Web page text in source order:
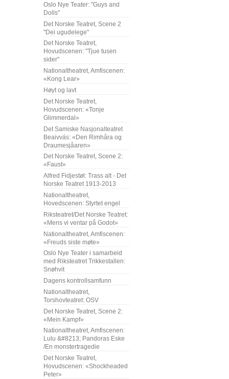
Oslo Nye Teater: "Guys and
Dolls"
Det Norske Teatret, Scene 2
"Dei ugudelege"
Det Norske Teatret,
Hovudscenen: "Tjue tusen
sider"
Nationaltheatret, Amfiscenen:
«Kong Lear»
Høyt og lavt
Det Norske Teatret,
Hovudscenen: «Tonje
Glimmerdal»
Det Samiske Nasjonalteatret
Beaivvás: «Den Rimhåra og
Draumesjåaren»
Det Norske Teatret, Scene 2:
«Faust»
Alfred Fidjestøl: Trass alt - Det
Norske Teatret 1913-2013
Nationaltheatret,
Hovedscenen: Styrtet engel
Riksteatret/Det Norske Teatret:
«Mens vi ventar på Godot»
Nationaltheatret, Amfiscenen:
«Freuds siste møte»
Oslo Nye Teater i samarbeid
med Riksteatret Trikkestallen:
Snøhvit
Dagens kontrollsamfunn
Nationaltheatret,
Torshovteatret: OSV
Det Norske Teatret, Scene 2:
«Mein Kampf»
Nationaltheatret, Amfiscenen:
Lulu &#8213; Pandoras Eske
/En monstertragedie
Det Norske Teatret,
Hovudscenen: «Shockheaded
Peter»